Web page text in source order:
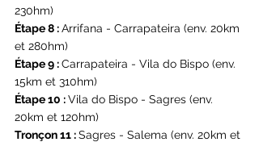
230hm)
Étape 8 : Arrifana - Carrapateira (env. 20km
et 280hm)
Étape 9 : Carrapateira - Vila do Bispo (env.
15km et 310hm)
Étape 10 : Vila do Bispo - Sagres (env.
20km et 120hm)
Tronçon 11 : Sagres - Salema (env. 20km et